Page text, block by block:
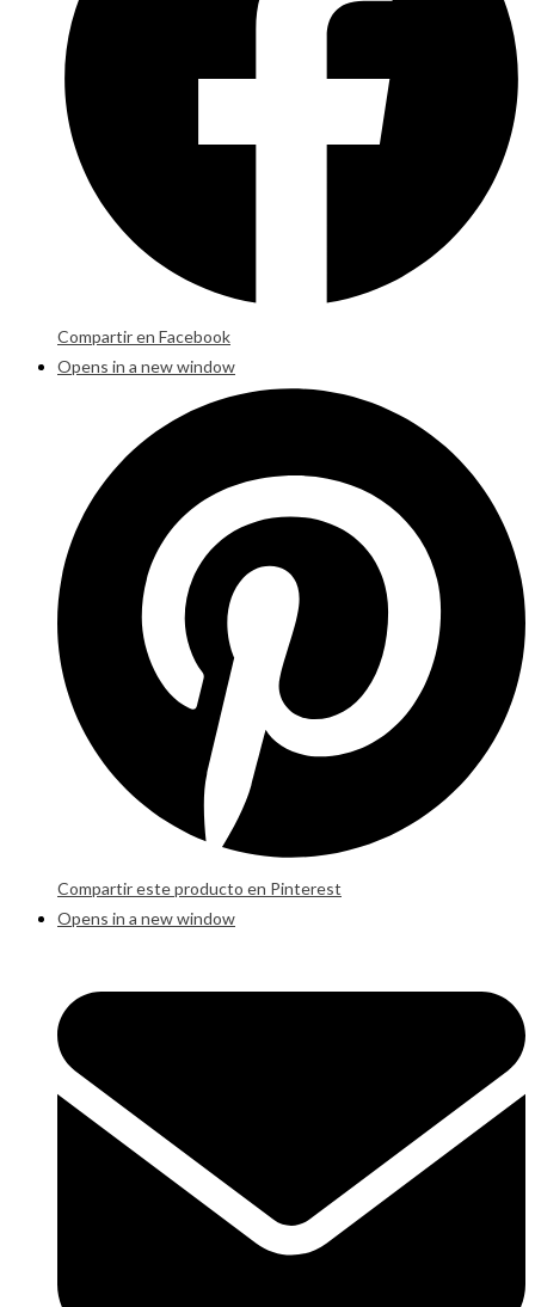
Compartir en Facebook
Opens in a new window
Compartir este producto en Pinterest
Opens in a new window